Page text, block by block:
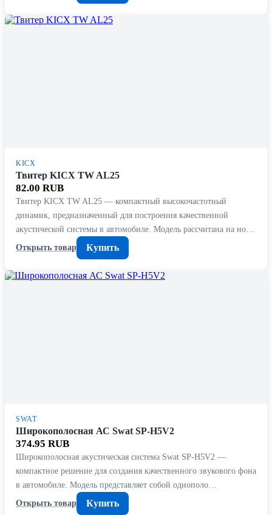
KICX
Твитер KICX TW AL25
82.00 RUB
Твитер KICX TW AL25 — компактный высокочастотный
динамик, предназначенный для построения качественной
акустической системы в автомобиле. Модель рассчитана на но…
Открыть товар
Купить
SWAT
Широкополосная АС Swat SP-H5V2
374.95 RUB
Широкополосная акустическая система Swat SP-H5V2 —
компактное решение для создания качественного звукового фона
в автомобиле. Модель представляет собой однополо…
Открыть товар
Купить